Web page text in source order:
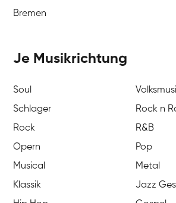
Bremen
Je Musikrichtung
Soul
Schlager
Rock n
Rock
R&B
Opern
Pop
Musical
Metal
Klassik
Jazz